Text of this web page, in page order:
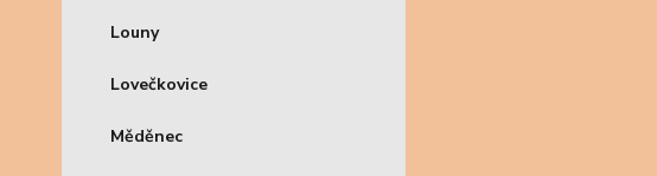
Louny
Lovečkovice
Měděnec